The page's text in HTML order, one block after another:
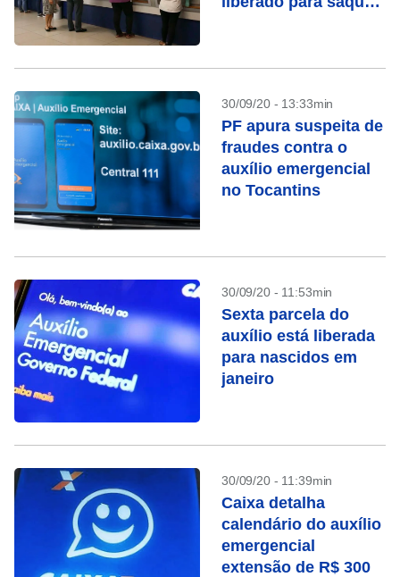
30/09/20 - 13:33min
PF apura suspeita de
fraudes contra o
auxílio emergencial
no Tocantins
30/09/20 - 11:53min
Sexta parcela do
auxílio está liberada
para nascidos em
janeiro
30/09/20 - 11:39min
Caixa detalha
calendário do auxílio
emergencial
extensão de R$ 300